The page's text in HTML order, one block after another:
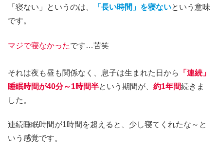
「寝ない」というのは、 「長い時間」を寝ないという意味
です。
マジで寝なかったです…苦笑
それは夜も昼も関係なく、息子は生まれた日から
「連続」
睡眠時間が40分～1時間半という期間が、 約1年間続きま
した。
連続睡眠時間が1時間を超えると、少し寝てくれたな～と
いう感覚です。